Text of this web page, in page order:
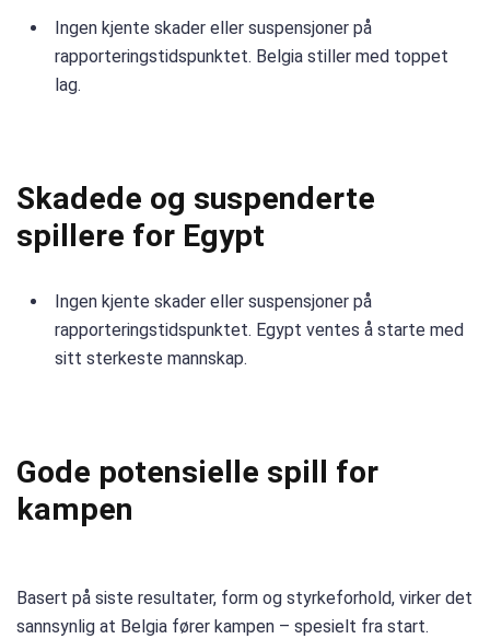
Ingen kjente skader eller suspensjoner på
rapporteringstidspunktet. Belgia stiller med toppet
lag.
Skadede og suspenderte
spillere for Egypt
Ingen kjente skader eller suspensjoner på
rapporteringstidspunktet. Egypt ventes å starte med
sitt sterkeste mannskap.
Gode ​​potensielle spill for
kampen
Basert på siste resultater, form og styrkeforhold, virker det
sannsynlig at Belgia fører kampen – spesielt fra start.